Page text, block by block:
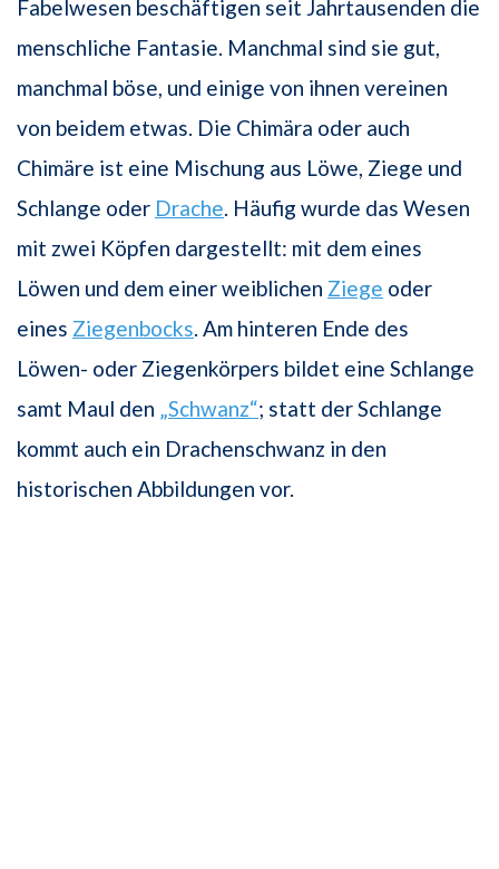
Fabelwesen beschäftigen seit Jahrtausenden die
menschliche Fantasie. Manchmal sind sie gut,
manchmal böse, und einige von ihnen vereinen
von beidem etwas. Die Chimära oder auch
Chimäre ist eine Mischung aus Löwe, Ziege und
Schlange oder Drache. Häufig wurde das Wesen
mit zwei Köpfen dargestellt: mit dem eines
Löwen und dem einer weiblichen Ziege oder
eines Ziegenbocks. Am hinteren Ende des
Löwen- oder Ziegenkörpers bildet eine Schlange
samt Maul den „Schwanz“; statt der Schlange
kommt auch ein Drachenschwanz in den
historischen Abbildungen vor.